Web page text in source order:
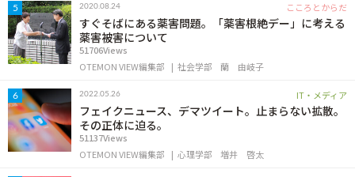
5 2020.08.24 こころとからだ
すぐそばにある薬害問題。「薬害根絶デー」に考える
薬害被害について
51706Views
OTEMON VIEW編集部
社会学部 蘭 由岐子
6 2022.05.26 IT・メディア
フェイクニュース、デマツイート。止まらない拡散。
その正体に迫る。
51137Views
OTEMON VIEW編集部
心理学部 増井 啓太